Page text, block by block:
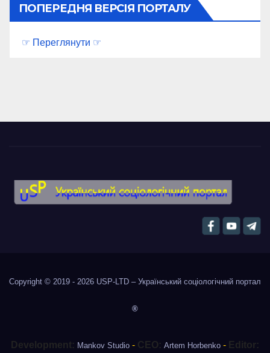
ПОПЕРЕДНЯ ВЕРСІЯ ПОРТАЛУ
☞ Переглянути ☞
Copyright © 2019 - 2026 USP-LTD – Український соціологічний портал
®
Development: Mankov Studio - CEO: Artem Horbenko - Editor: